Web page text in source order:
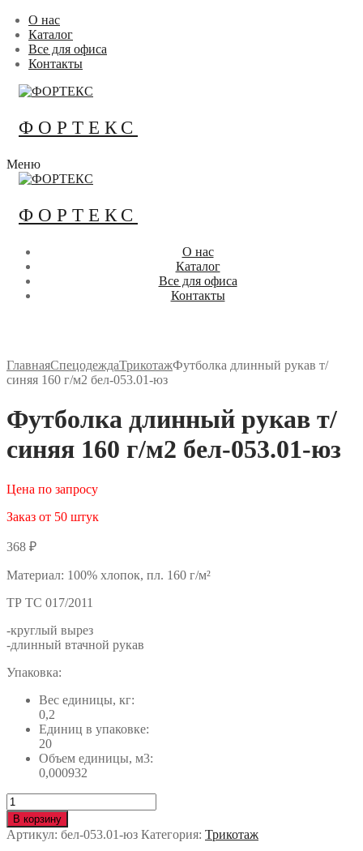
Перейти
содержимому
Меню
Закрыть
О нас
Каталог
Все для офиса
Контакты
ФОРТЕКС
Меню
ФОРТЕКС
О нас
Каталог
Все для офиса
Контакты
ГлавнаяСпецодеждаТрикотажФутболка длинный рукав т/
синяя 160 г/м2 бел-053.01-юз
Футболка длинный рукав т/
синяя 160 г/м2 бел-053.01-юз
Цена по запросу
Заказ от 50 штук
368 ₽
Материал: 100% хлопок, пл. 160 г/м²
ТР ТС 017/2011
-круглый вырез
-длинный втачной рукав
Упаковка:
Вес единицы, кг:
0,2
Единиц в упаковке:
20
Объем единицы, м3:
0,000932
Количество
Футболка
длинный
рукав
В корзину
Артикул: бел-053.01-юз Категория: Трикотаж